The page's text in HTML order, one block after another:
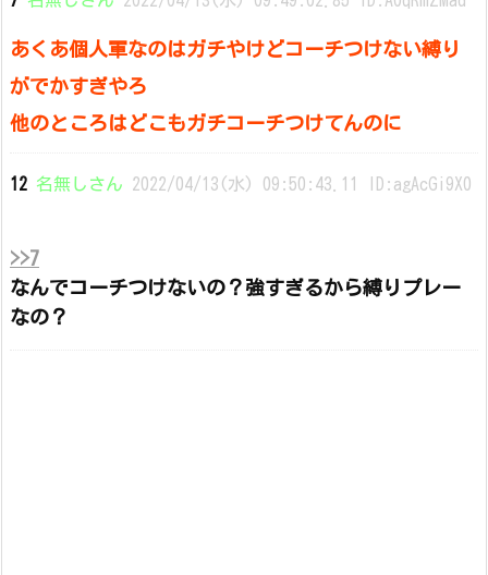
あくあ個人軍なのはガチやけどコーチつけない縛り
がでかすぎやろ
他のところはどこもガチコーチつけてんのに
12 名無しさん 2022/04/13(水) 09:50:43.11 ID:agAcGi9X0
>>7
なんでコーチつけないの？強すぎるから縛りプレー
なの？